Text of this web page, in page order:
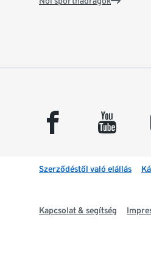
facebook youtube
Szerződéstől való elállás
Kapcsolat & segítség